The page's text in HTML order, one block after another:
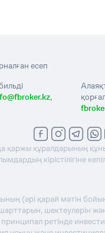
есеп
,
қаржы құралдарының
кірістілігіне
(әрі қарай мәтін
шектеулерін
ретінде